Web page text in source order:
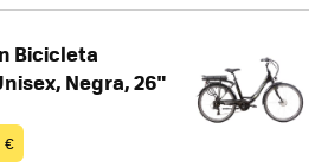
Bicicleta
Negra, 26"
€